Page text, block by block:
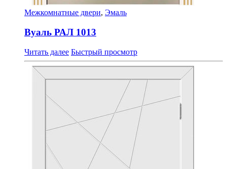
Межкомнатные двери, Эмаль
Вуаль РАЛ 1013
Читать далее Быстрый просмотр